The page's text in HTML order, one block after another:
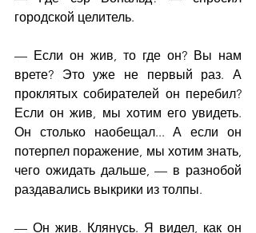
городской целитель.
— Если он жив, то где он? Вы нам
врете? Это уже не первый раз. А
проклятых собирателей он перебил?
Если он жив, мы хотим его увидеть.
Он столько наобещал... А если он
потерпел поражение, мы хотим знать,
чего ожидать дальше, — в разнобой
раздавались выкрики из толпы.
— Он жив. Клянусь. Я видел, как он